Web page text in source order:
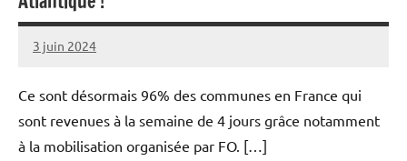
3 juin 2024
Snudifo44
Ce sont désormais 96% des communes en France qui
sont revenues à la semaine de 4 jours grâce notamment
à la mobilisation organisée par FO. […]